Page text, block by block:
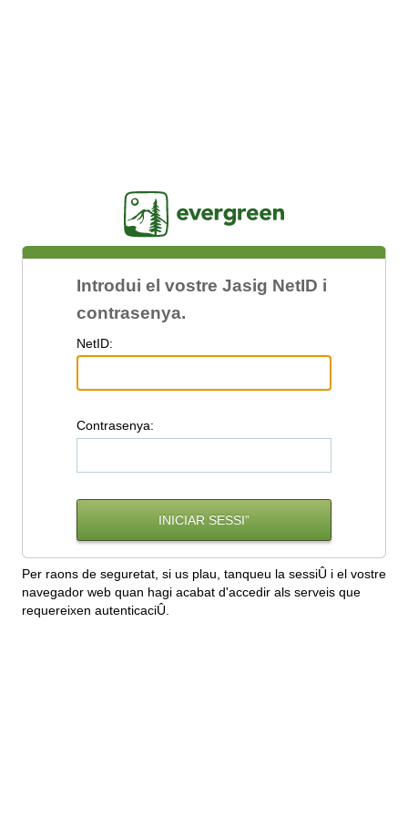
Introdui el vostre Jasig NetID i
contrasenya.
NetID:
Contrasenya:
Per raons de seguretat, si us plau, tanqueu la sessiÛ i el vostre
navegador web quan hagi acabat d'accedir als serveis que
requereixen autenticaciÛ.